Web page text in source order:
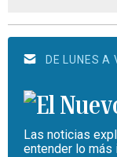
DE LUNES A
Las noticias
entender lo más